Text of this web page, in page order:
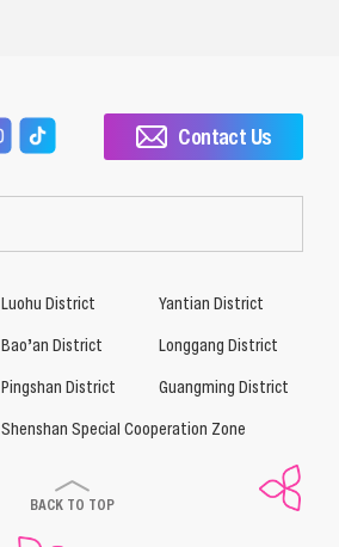
Contact Us
Luohu District
Yantian District
Bao’an District
Longgang District
Pingshan District
Guangming District
Shenshan Special Cooperation Zone
BACK TO TOP